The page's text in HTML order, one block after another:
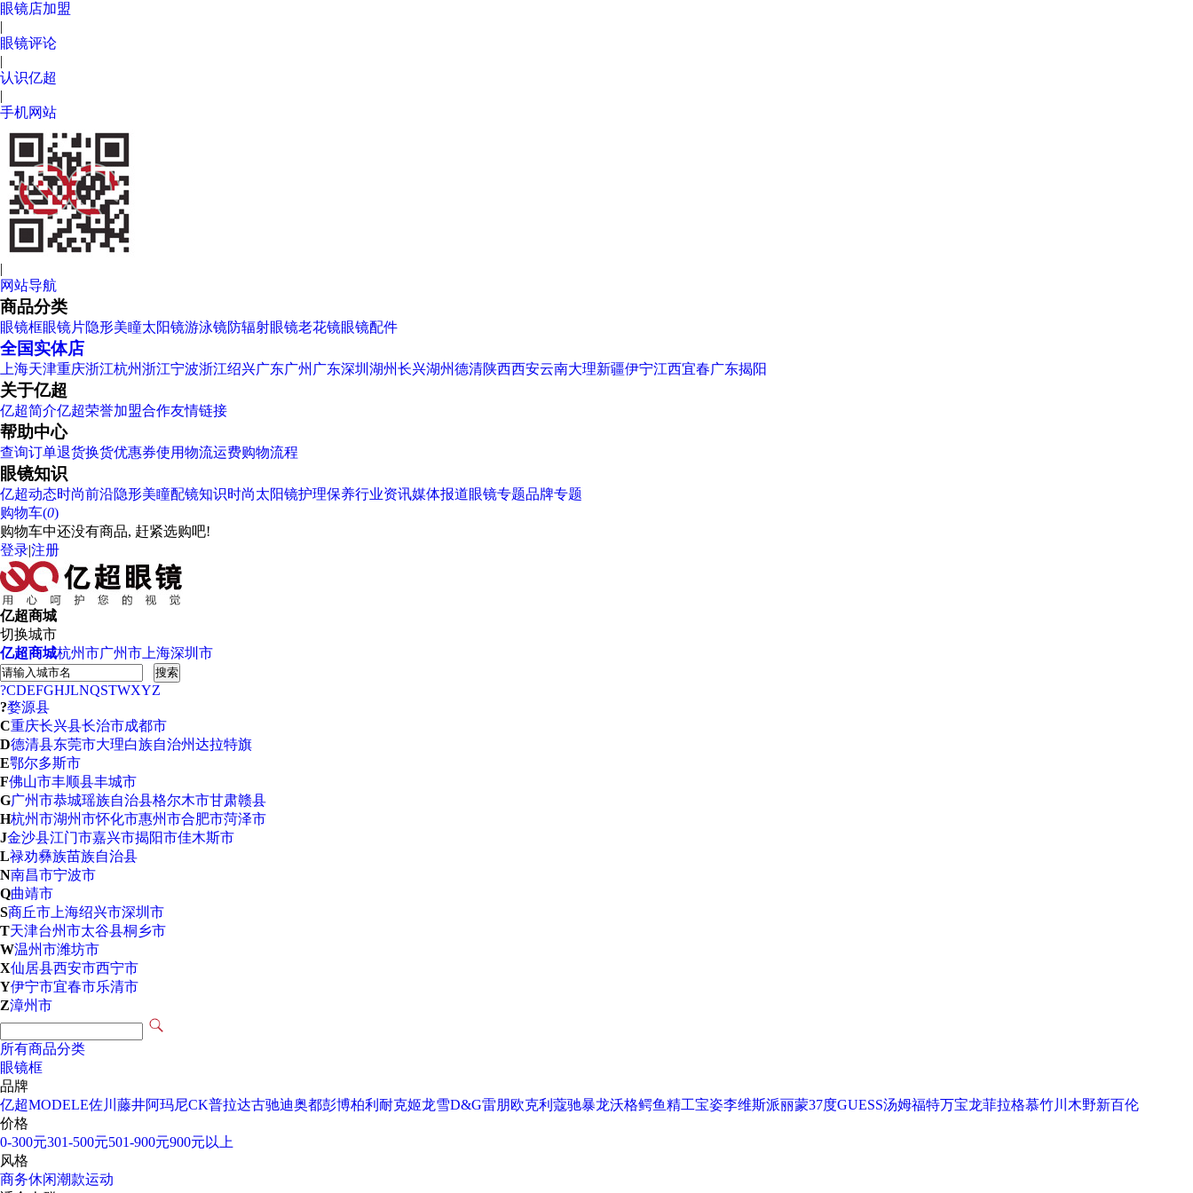
眼镜店加盟
|
眼镜评论
|
认识亿超
|
手机网站
|
网站导航
商品分类
眼镜框眼镜片隐形美瞳太阳镜游泳镜防辐射眼镜老花镜眼镜配件
全国实体店
上海天津重庆浙江杭州浙江宁波浙江绍兴广东广州 广东深圳 湖州长兴湖州德清陕西西安云南大理新疆伊宁江西宜春广东揭阳
关于亿超
亿超简介亿超荣誉加盟合作友情链接
帮助中心
查询订单退货换货优惠券使用物流运费购物流程
眼镜知识
亿超动态时尚前沿隐形美瞳配镜知识时尚太阳镜护理保养行业资讯媒体报道眼镜专题品牌专题
购物车(0)
购物车中还没有商品, 赶紧选购吧!
登录|注册
亿超商城
切换城市
亿超商城杭州市广州市 上海深圳市
搜索
?CDEFGHJLNQSTWXYZ
?婺源县
C重庆长兴县长治市成都市
D德清县东莞市大理白族自治州达拉特旗
E鄂尔多斯市
F佛山市丰顺县丰城市
G广州市恭城瑶族自治县格尔木市甘肃赣县
H杭州市湖州市怀化市惠州市合肥市菏泽市
J金沙县江门市嘉兴市揭阳市佳木斯市
L禄劝彝族苗族自治县
N南昌市宁波市
Q曲靖市
S商丘市 上海绍兴市深圳市
T天津台州市太谷县桐乡市
W温州市潍坊市
X仙居县西安市西宁市
Y伊宁市宜春市乐清市
Z漳州市
所有商品分类
眼镜框
品牌
亿超MODELE佐川藤井阿玛尼CK普拉达古驰迪奥都彭博柏利 耐克姬龙雪D&G雷朋欧克利 蔻驰暴龙沃格鳄鱼精工宝姿李维斯派丽蒙37度GUESS汤姆福特万宝龙菲拉格慕竹川木野新百伦
价格
0-300元301-500元501-900元900元以上
风格
商务休闲潮款运动